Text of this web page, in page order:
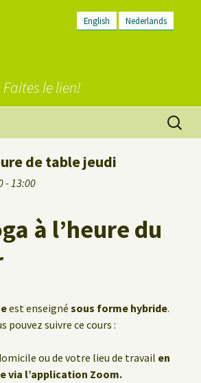
English Nederlands
Faites le lien!
de table jeudi
- 13:00
à l’heure du
est enseigné sous forme hybride.
pouvez suivre ce cours :
ou de votre lieu de travail en
via l’application Zoom.